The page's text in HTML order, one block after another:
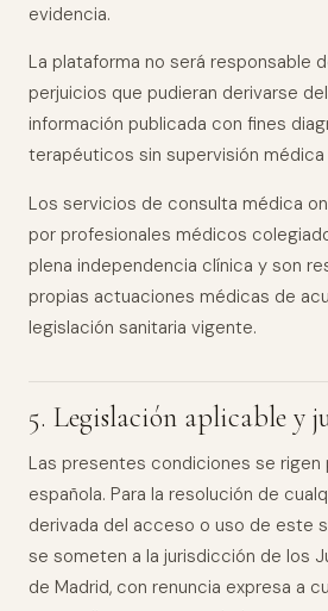
evidencia.
La plataforma no será responsable
perjuicios que pudieran derivarse
información publicada con fines
terapéuticos sin supervisión médica
Los servicios de consulta médica
por profesionales médicos
plena independencia clínica y son
propias actuaciones médicas de
legislación sanitaria vigente.
5. Legislación aplicable y
Las presentes condiciones se rigen
española. Para la resolución de
derivada del acceso o uso de este
se someten a la jurisdicción de los
de Madrid, con renuncia expresa a